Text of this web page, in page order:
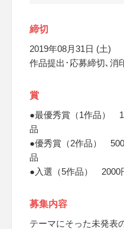
締切
2019年08月31日 (土)
作品提出･応募締切､消
賞
●最優秀賞（1作品）
品
●優秀賞（2作品）
品
●入選（5作品） 2000
募集内容
テーマにそった未発表